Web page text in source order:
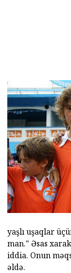
yaşlı uşaqlar
man." Əsas
iddia. Onun
əldə.